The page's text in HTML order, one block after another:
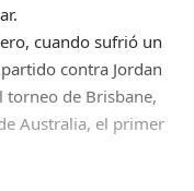
cuando sufrió un
contra Jordan
torneo de Brisbane,
Australia, el primer